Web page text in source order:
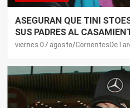
ASEGURAN QUE TINI
SUS PADRES AL
DE PAUL: LOS MOTIVOS
viernes 07 agosto